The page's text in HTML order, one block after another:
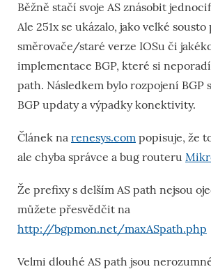
Běžně stačí svoje AS znásobit
Ale 251x se ukázalo, jako velké
směrovače/staré verze IOSu či
implementace BGP, které si
path. Následkem bylo rozpojení BGP
BGP updaty a výpadky konektivity.
Článek na renesys.com popisuje, že
ale chyba správce a bug routeru
Že prefixy s delším AS path nejsou
můžete přesvědčit na
http://bgpmon.net/maxASpath.php
Velmi dlouhé AS path jsou